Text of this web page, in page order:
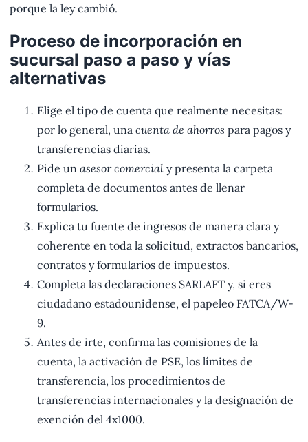
porque la ley cambió.
Proceso de incorporación en
sucursal paso a paso y vías
alternativas
Elige el tipo de cuenta que realmente necesitas:
por lo general, una cuenta de ahorros para pagos y
transferencias diarias.
Pide un asesor comercial y presenta la carpeta
completa de documentos antes de llenar
formularios.
Explica tu fuente de ingresos de manera clara y
coherente en toda la solicitud, extractos bancarios,
contratos y formularios de impuestos.
Completa las declaraciones SARLAFT y, si eres
ciudadano estadounidense, el papeleo FATCA/W-
9.
Antes de irte, confirma las comisiones de la
cuenta, la activación de PSE, los límites de
transferencia, los procedimientos de
transferencias internacionales y la designación de
exención del 4x1000.